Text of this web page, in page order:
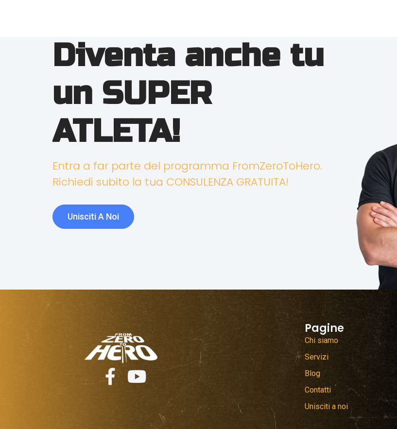
Diventa anche tu
un SUPER
ATLETA!
Entra a far parte del programma FromZeroToHero.
Richiedi subito la tua CONSULENZA GRATUITA!
Unisciti A Noi
Pagine
Chi siamo
Servizi
Blog
Contatti
Unisciti a noi